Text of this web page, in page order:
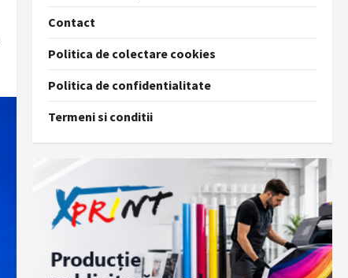
Contact
Politica de colectare cookies
Politica de confidentialitate
Termeni si conditii